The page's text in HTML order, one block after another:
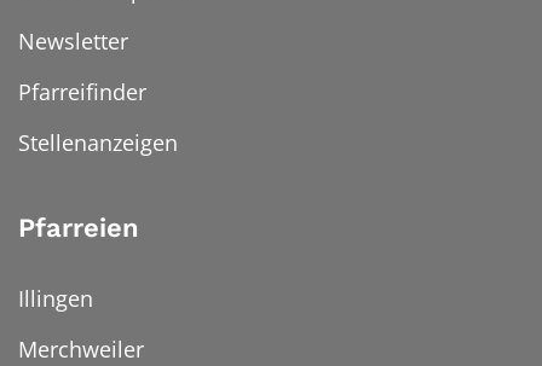
Newsletter
Pfarreifinder
Stellenanzeigen
Pfarreien
Illingen
Merchweiler